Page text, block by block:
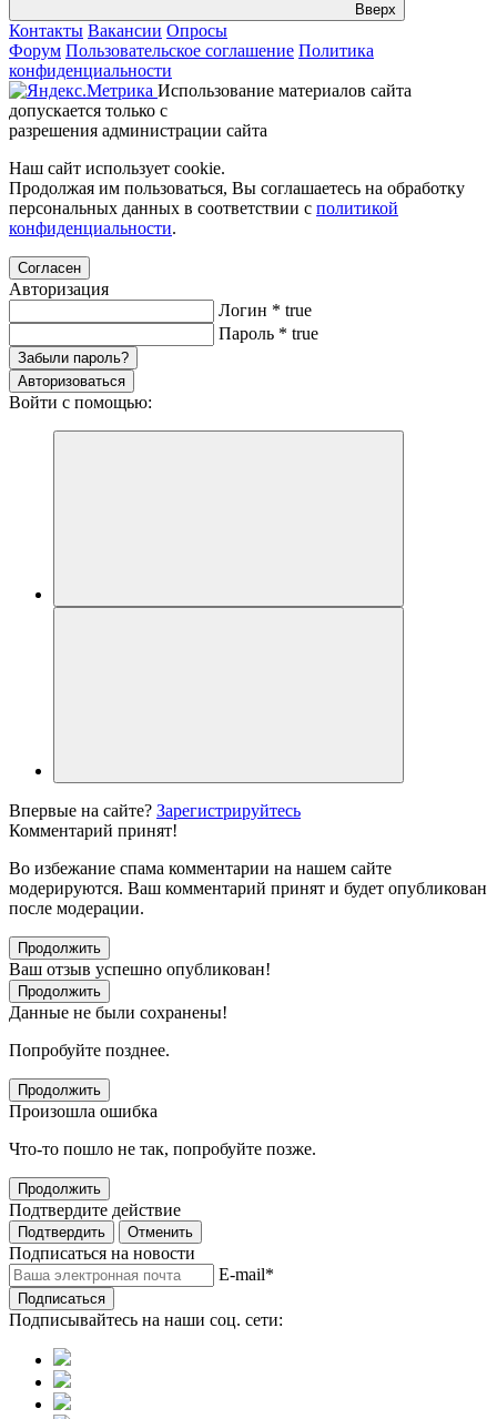
Вверх
Контакты Вакансии Опросы
Форум Пользовательское соглашение Политика
конфиденциальности
Использование материалов сайта
допускается только с
разрешения администрации сайта
Наш сайт использует cookie.
Продолжая им пользоваться, Вы соглашаетесь на обработку
персональных данных в соответствии с политикой
конфиденциальности.
Согласен
Авторизация
Логин * true
Пароль * true
Забыли пароль?
Авторизоваться
Войти с помощью:
Впервые на сайте? Зарегистрируйтесь
Комментарий принят!
Во избежание спама комментарии на нашем сайте
модерируются. Ваш комментарий принят и будет опубликован
после модерации.
Продолжить
Ваш отзыв успешно опубликован!
Продолжить
Данные не были сохранены!
Попробуйте позднее.
Продолжить
Произошла ошибка
Что-то пошло не так, попробуйте позже.
Продолжить
Подтвердите действие
Подтвердить Отменить
Подписаться на новости
E-mail*
Подписаться
Подписывайтесь на наши соц. сети: